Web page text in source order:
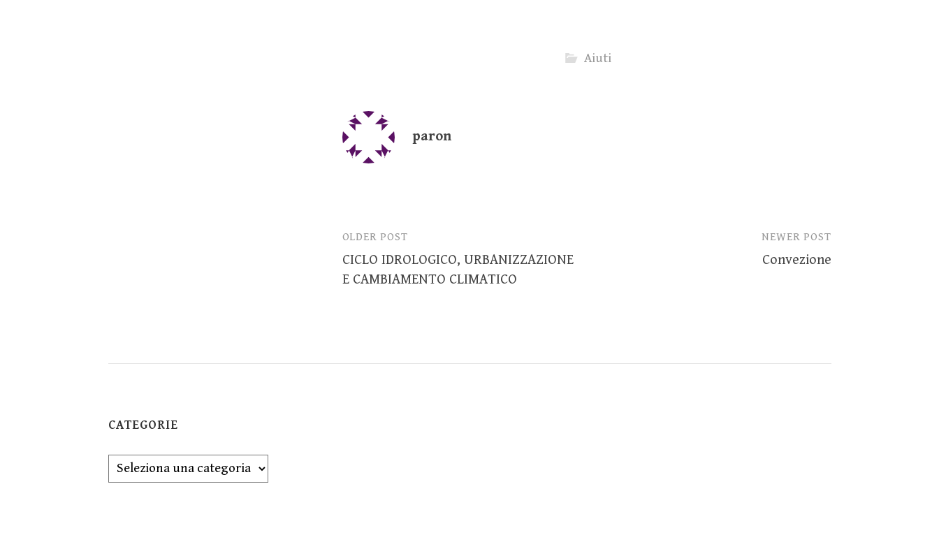
Aiuti
paron
Post
navigation
OLDER POST
CICLO IDROLOGICO, URBANIZZAZIONE
E CAMBIAMENTO CLIMATICO
NEWER POST
Convezione
CATEGORIE
Categorie